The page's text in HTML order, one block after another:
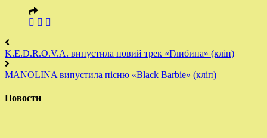
K.E.D.R.O.V.A. випустила новий трек «Глибина» (кліп)
MANOLINA випустила пісню «Black Barbie» (кліп)
Новости